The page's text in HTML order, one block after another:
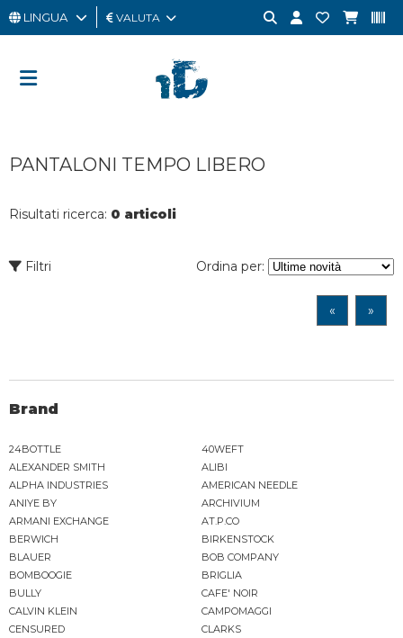
UOMO
CARD
LINGUA VALUTA
PANTALONI TEMPO LIBERO
Risultati ricerca: 0 articoli
Filtri Ordina per:
« »
Brand
24BOTTLE
40WEFT
ALEXANDER SMITH
ALIBI
ALPHA INDUSTRIES
AMERICAN NEEDLE
ANIYE BY
ARCHIVIUM
ARMANI EXCHANGE
AT.P.CO
BERWICH
BIRKENSTOCK
BLAUER
BOB COMPANY
BOMBOOGIE
BRIGLIA
BULLY
CAFE' NOIR
CALVIN KLEIN
CAMPOMAGGI
CENSURED
CLARKS